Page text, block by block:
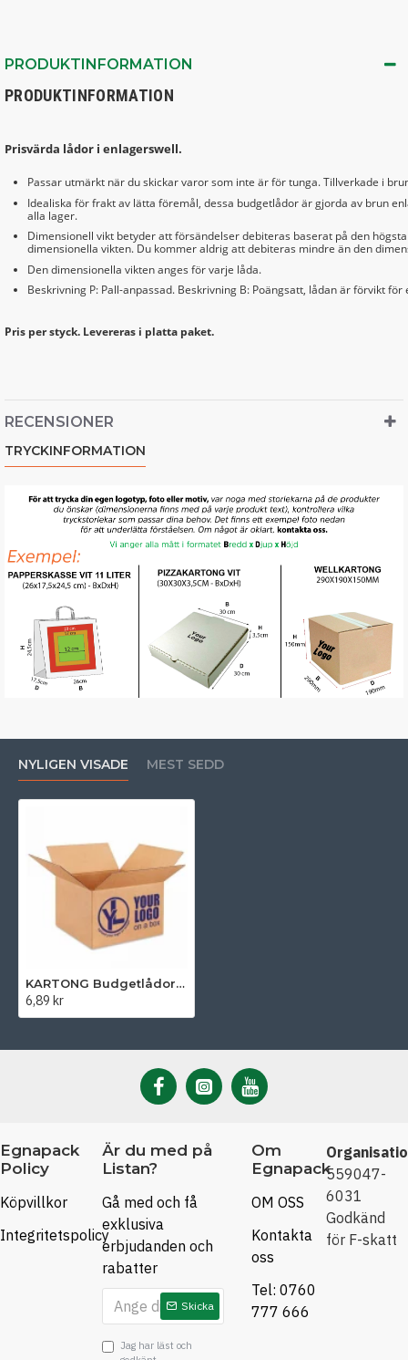
PRODUKTINFORMATION
PRODUKTINFORMATION
Prisvärda lådor i enlagerswell.
Passar utmärkt när du skickar varor som inte är för tunga. Tillverkade i
Idealiska för frakt av lätta föremål, dessa budgetlådor är gjorda av brun
alla lager.
Dimensionell vikt betyder att försändelser debiteras baserat på den
dimensionella vikten. Du kommer aldrig att debiteras mindre än den
Den dimensionella vikten anges för varje låda.
Beskrivning P: Pall-anpassad. Beskrivning B: Poängsatt, lådan är förvikt
Pris per styck. Levereras i platta paket.
RECENSIONER
TRYCKINFORMATION
NYLIGEN VISADE MEST SEDD
KARTONG Budgetlådor 320 x 225 x 250 mm
6,89 kr
Egnapack
Policy
Köpvillkor
Integritetspolicy
Är du med på
Listan?
Gå med och få
exklusiva
erbjudanden och
rabatter
Skicka
Jag har läst och
Om
Egnapack
OM OSS
Kontakta
oss
Tel: 0760
777 666
559047-
6031
Godkänd
för F-skatt